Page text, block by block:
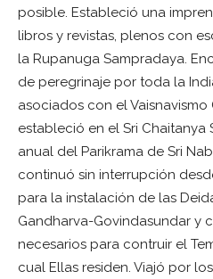
posible. Estableció una
libros y revistas, plenos con
la Rupanuga Sampradaya.
de peregrinaje por toda la
asociados con el Vaisnavismo
estableció en el Sri Chaitanya
anual del Parikrama de Sri
continuó sin interrupción
para la instalación de las
Gandharva-Govindasundar y
necesarios para contruir el
cual Ellas residen. Viajó por